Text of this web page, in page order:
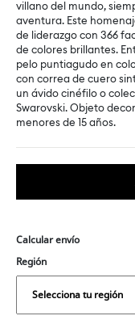
villano del mundo,
aventura. Este
de liderazgo con 366
de colores brillantes.
pelo puntiagudo en
con correa de cuero
un ávido cinéfilo o
Swarovski. Objeto
menores de 15 años.
Calcular envío
Región